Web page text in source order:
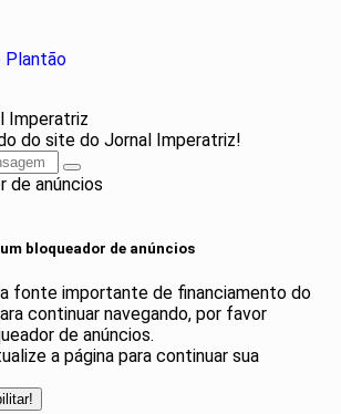
Plantão
Imperatriz
do site do Jornal Imperatriz!
bloqueador de anúncios
fonte importante de financiamento do
continuar navegando, por favor
de anúncios.
a página para continuar sua